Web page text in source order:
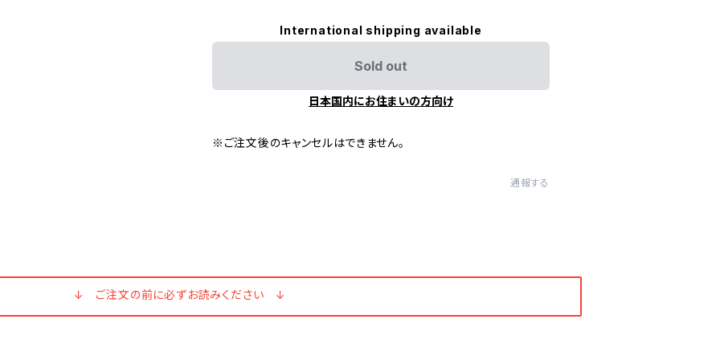
International shipping available
Sold out
日本国内にお住まいの方向け
※ご注文後のキャンセルはできません。
通報する
↓ ご注文の前に必ずお読みください ↓